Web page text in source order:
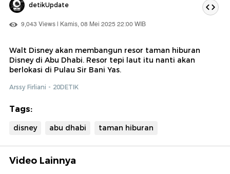
detikUpdate
9,043 Views | Kamis, 08 Mei 2025 22:00 WIB
Walt Disney akan membangun resor taman hiburan
Disney di Abu Dhabi. Resor tepi laut itu nanti akan
berlokasi di Pulau Sir Bani Yas.
Arssy Firliani - 20DETIK
Tags:
disney abu dhabi taman hiburan
Video Lainnya